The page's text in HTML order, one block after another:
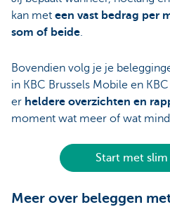
kan met een vast bedrag per
som of beide.
Bovendien volg je je
in KBC Brussels Mobile en
er heldere overzichten en
moment wat meer of wat
Start met
Meer over beleggen